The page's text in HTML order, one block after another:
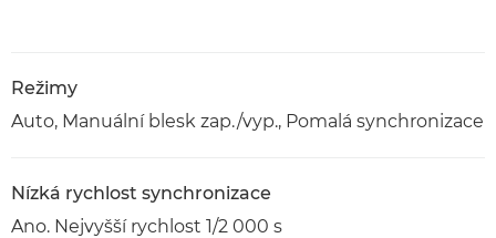
Režimy
Auto, Manuální blesk zap./vyp., Pomalá synchronizace
Nízká rychlost synchronizace
Ano. Nejvyšší rychlost 1/2 000 s